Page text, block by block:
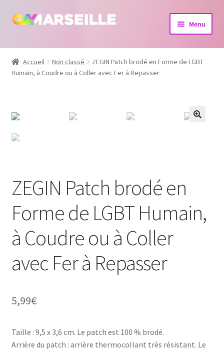
Aller
navigation
Aller
Menu
Boutique
Bijoux
Accueil Non classé
ZEGIN Patch brodé en Forme de LGBT
Humain, à Coudre ou à Coller avec Fer à Repasser
ZEGIN Patch brodé en
Forme de LGBT Humain,
à Coudre ou à Coller
avec Fer à Repasser
5,99€
Taille : 9,5 x 3,6 cm. Le patch est 100 % brodé.
Arrière du patch : arrière thermocollant très résistant. Le